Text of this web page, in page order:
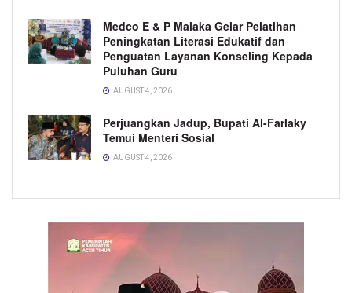
Medco E & P Malaka Gelar Pelatihan
Peningkatan Literasi Edukatif dan
Penguatan Layanan Konseling Kepada
Puluhan Guru
AUGUST 4, 2026
Perjuangkan Jadup, Bupati Al-Farlaky
Temui Menteri Sosial
AUGUST 4, 2026